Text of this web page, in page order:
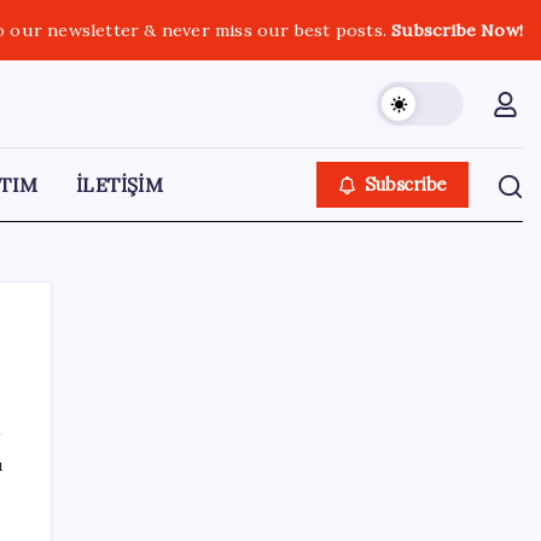
our newsletter & never miss our best posts.Subscribe Now!
İLETİŞİM Subscribe